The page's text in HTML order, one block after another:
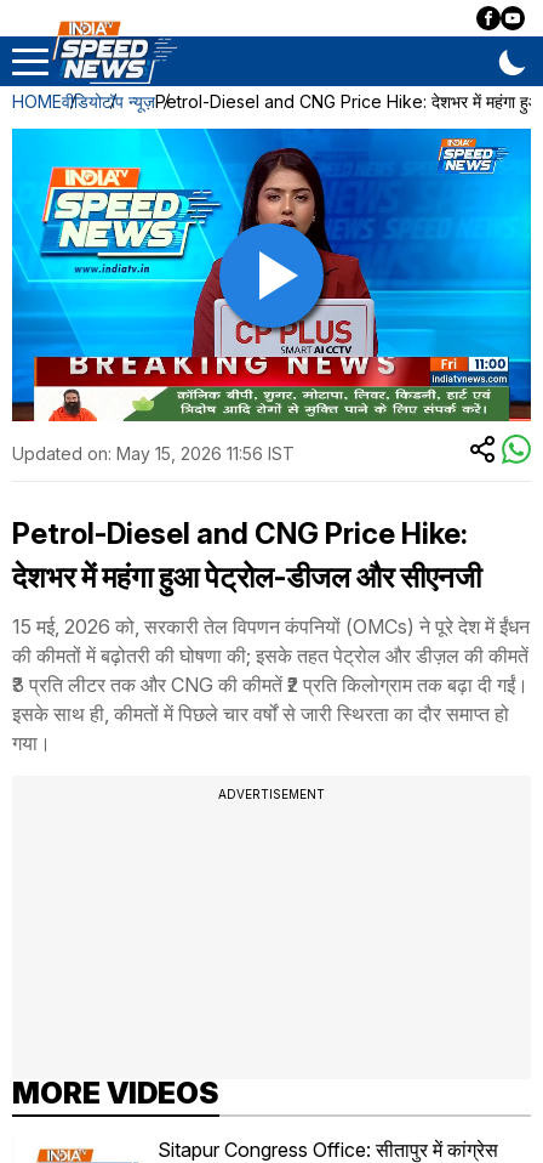
HOMEवीडियोटॉप न्यूज़Petrol-Diesel and CNG Price Hike: देशभर में महंगा हुआ
Updated on: May 15, 2026 11:56 IST
Petrol-Diesel and CNG Price Hike:
देशभर में महंगा हुआ पेट्रोल-डीजल और सीएनजी
15 मई, 2026 को, सरकारी तेल विपणन कंपनियों (OMCs) ने पूरे देश में ईंधन
की कीमतों में बढ़ोतरी की घोषणा की; इसके तहत पेट्रोल और डीज़ल की कीमतें
₹3 प्रति लीटर तक और CNG की कीमतें ₹2 प्रति किलोग्राम तक बढ़ा दी गईं।
इसके साथ ही, कीमतों में पिछले चार वर्षों से जारी स्थिरता का दौर समाप्त हो
गया।
ADVERTISEMENT
MORE VIDEOS
Sitapur Congress Office: सीतापुर में कांग्रेस